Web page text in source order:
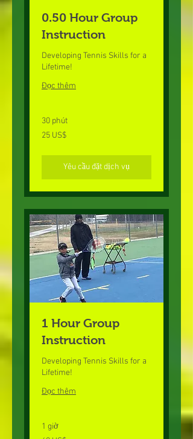
0.50 Hour Group
Instruction
Developing Tennis Skills for a
Lifetime!
Đọc thêm
30 phút
25
đô
25 US$
Yêu cầu đặt dịch vụ
1 Hour Group
Instruction
Developing Tennis Skills for a
Lifetime!
Đọc thêm
1 giờ
60